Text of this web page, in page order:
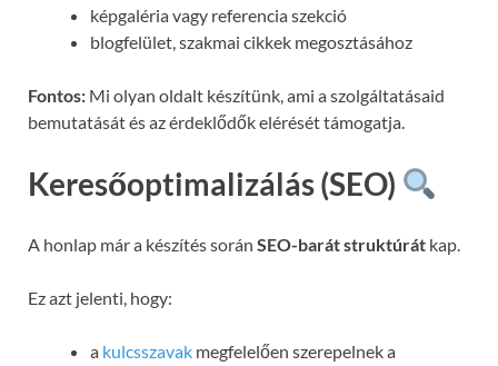
képgaléria vagy referencia szekció
blogfelület, szakmai cikkek megosztásához
Fontos: Mi olyan oldalt készítünk, ami a szolgáltatásaid
bemutatását és az érdeklődők elérését támogatja.
Keresőoptimalizálás (SEO)
A honlap már a készítés során SEO-barát struktúrát kap.
Ez azt jelenti, hogy:
a kulcsszavak megfelelően szerepelnek a